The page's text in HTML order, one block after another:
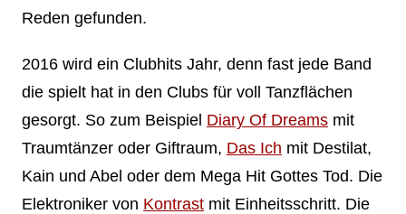
Reden gefunden.
2016 wird ein Clubhits Jahr, denn fast jede Band
die spielt hat in den Clubs für voll Tanzflächen
gesorgt. So zum Beispiel Diary Of Dreamsmit
Traumtänzer oder Giftraum, Das Ich mit Destilat,
Kain und Abel oder dem Mega Hit Gottes Tod. Die
Elektroniker von Kontrastmit Einheitsschritt. Die